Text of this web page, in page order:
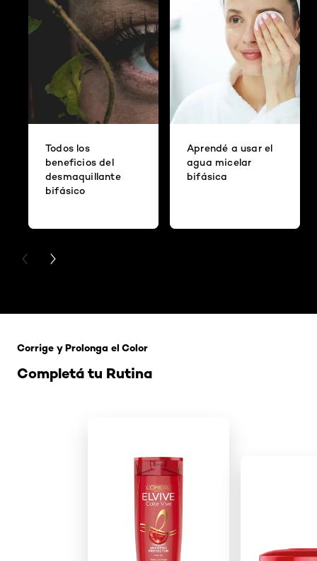
Todos los
beneficios del
desmaquillante
bifásico
Aprendé a usar el
agua micelar
bifásica
PREVIOUS CARD
NEXT CARD
Completá tu Rutina
Corrige y Prolonga el Color